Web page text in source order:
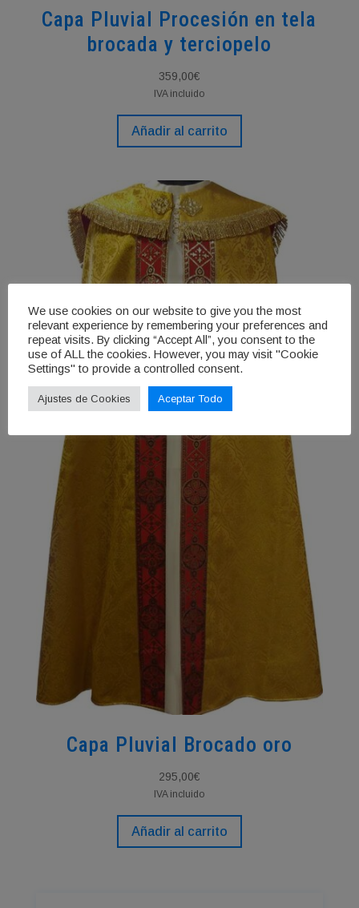
Capa Pluvial Procesión en tela
brocada y terciopelo
359,00€
IVA incluido
Añadir al carrito
Capa Pluvial Brocado oro
295,00€
IVA incluido
Añadir al carrito
We use cookies on our website to give you the most
relevant experience by remembering your preferences and
repeat visits. By clicking “Accept All”, you consent to the
use of ALL the cookies. However, you may visit "Cookie
Settings" to provide a controlled consent.
Ajustes de Cookies Aceptar Todo